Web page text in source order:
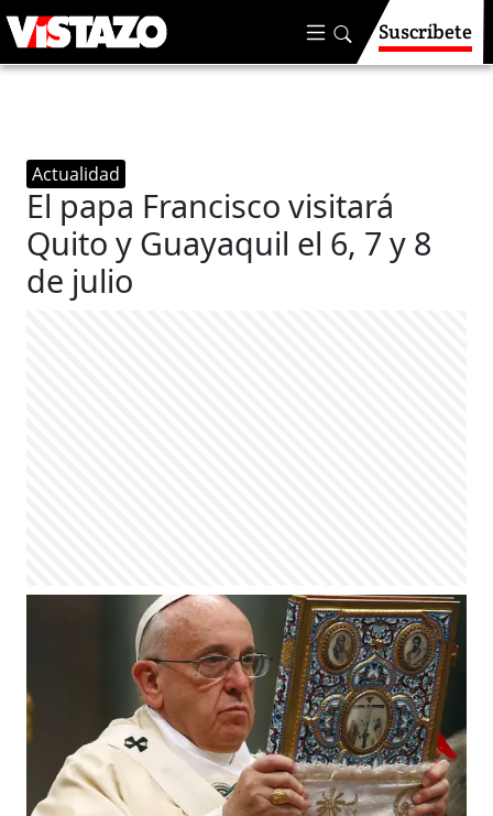
Suscríbete
Actualidad
El papa Francisco visitará
Quito y Guayaquil el 6, 7 y 8
de julio